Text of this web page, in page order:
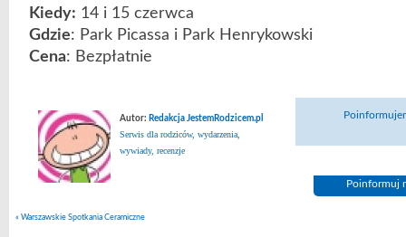
Kiedy: 14 i 15 czerwca
Gdzie: Park Picassa i Park Henrykowski
Cena: Bezpłatnie
Autor: Redakcja JestemRodzicem.pl
Serwis dla rodziców, wydarzenia,
wywiady, recenzje
Poinformuj
« Warszawskie Spotkania Ceramiczne